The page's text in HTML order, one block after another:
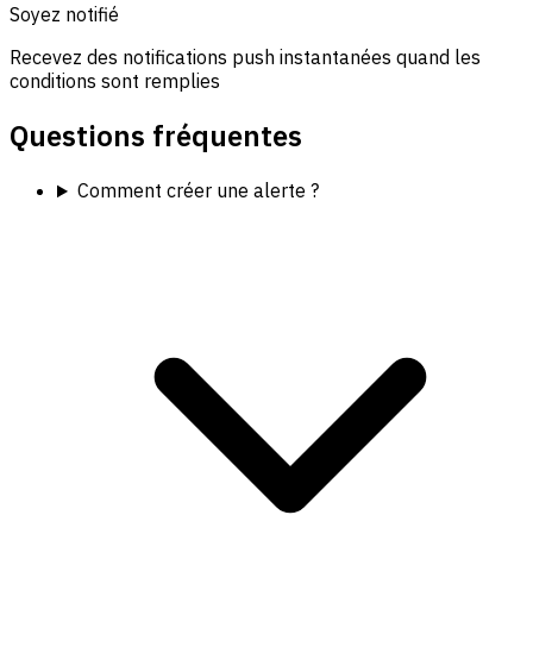
Soyez notifié
Recevez des notifications push instantanées quand les
conditions sont remplies
Questions fréquentes
Comment créer une alerte ?